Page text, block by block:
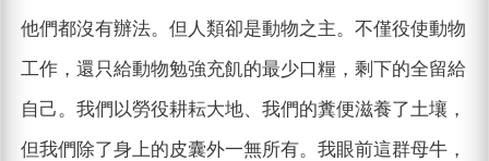
他們都沒有辦法。但人類卻是動物之主。不僅役使動物
工作，還只給動物勉強充飢的最少口糧，剩下的全留給
自己。我們以勞役耕耘大地、我們的糞便滋養了土壤，
但我們除了身上的皮囊外一無所有。我眼前這群母牛，